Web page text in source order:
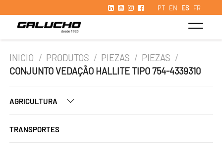
PT EN ES FR
INICIO / PRODUTOS / PIEZAS / PIEZAS /
CONJUNTO VEDAÇÃO HALLITE TIPO 754-4339310
AGRICULTURA
TRANSPORTES